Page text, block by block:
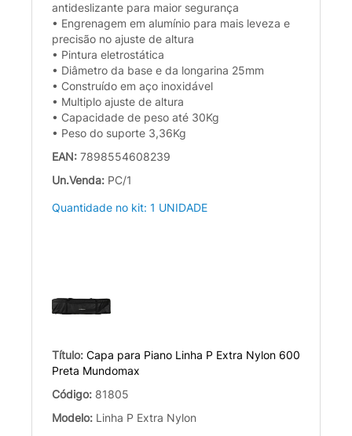
antideslizante para maior segurança
• Engrenagem em alumínio para mais leveza e
precisão no ajuste de altura
• Pintura eletrostática
• Diâmetro da base e da longarina 25mm
• Construído em aço inoxidável
• Multiplo ajuste de altura
• Capacidade de peso até 30Kg
• Peso do suporte 3,36Kg
EAN: 7898554608239
Un.Venda: PC/1
Quantidade no kit: 1 UNIDADE
Título: Capa para Piano Linha P Extra Nylon 600
Preta Mundomax
Código: 81805
Modelo: Linha P Extra Nylon